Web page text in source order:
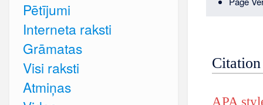
APA
Pētījumi
Interneta raksti
Grāmatas
Visi raksti
Atmiņas